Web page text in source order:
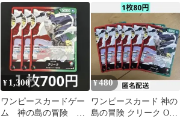
ラレル
¥ 1,300
ワンピースカードゲー
ム 神の島の冒険 ク
¥480
ワンピースカード 神の
島の冒険 クリーク OP-